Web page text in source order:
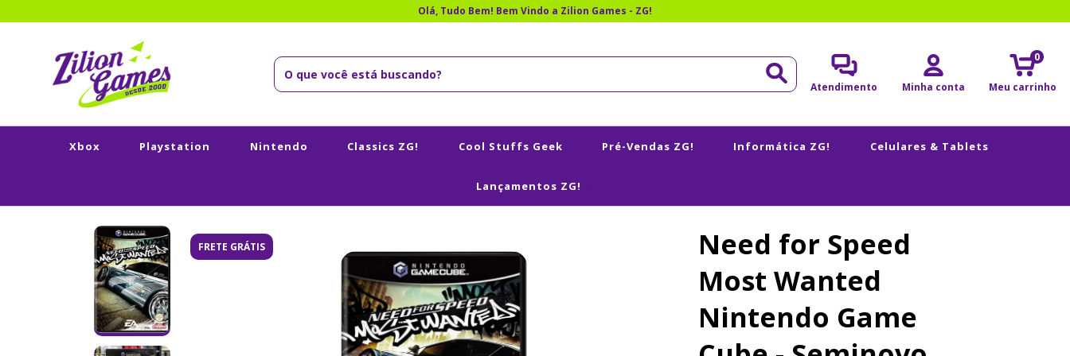
Olá, Tudo Bem! Bem Vindo a Zilion Games - ZG!
Atendimento Minha conta Meu carrinho
0
Xbox Playstation Nintendo Classics ZG! Cool Stuffs Geek Pré-Vendas ZG! Informática ZG! Celulares & Tablets
Lançamentos ZG!
FRETE GRÁTIS
Need for Speed
Most Wanted
Nintendo Game